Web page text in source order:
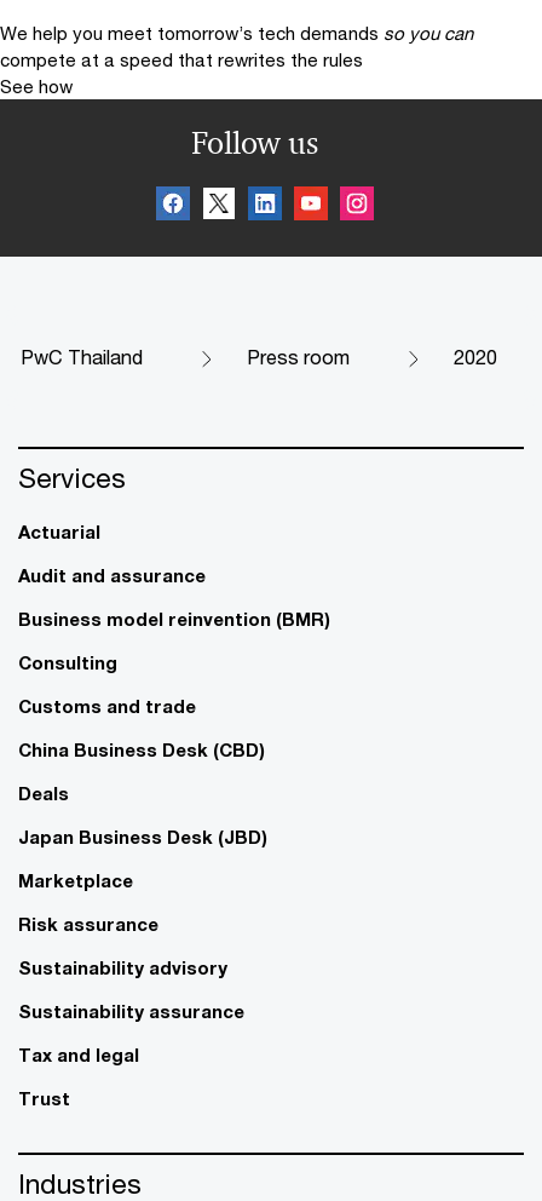
We help you meet tomorrow’s tech demands so you can
compete at a speed that rewrites the rules
See how
Follow us
PwC Thailand Press room 2020
Services
Actuarial
Audit and assurance
Business model reinvention (BMR)
Consulting
Customs and trade
China Business Desk (CBD)
Deals
Japan Business Desk (JBD)
Marketplace
Risk assurance
Sustainability advisory
Sustainability assurance
Tax and legal
Trust
Industries